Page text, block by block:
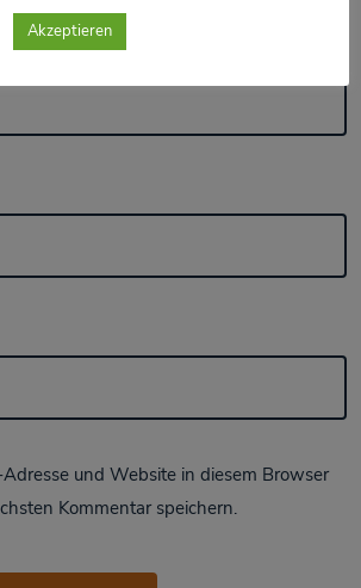
und Website in diesem Browser
Kommentar speichern.
Akzeptieren